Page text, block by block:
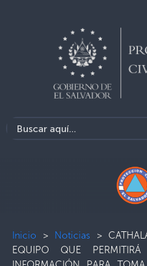
Inicio > Noticias >
EQUIPO QUE